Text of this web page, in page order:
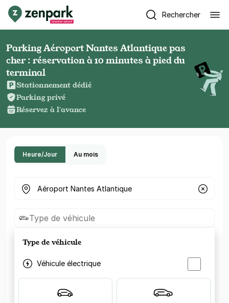
Rechercher
Parking Aéroport Nantes Atlantique pas
cher : réservation à 10 minutes à pied du
terminal
Stationnement dédié
Parking privé
Réservez à l'avance
Heure/Jour Au mois
Où cherchez-vous un parking ?
Type de véhicule
Type de véhicule
Véhicule électrique